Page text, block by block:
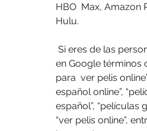
HBO  Max, Amazon
Hulu.
en Google términos
para  ver pelis
español online”,
español”, “películas
“ver pelis online”,